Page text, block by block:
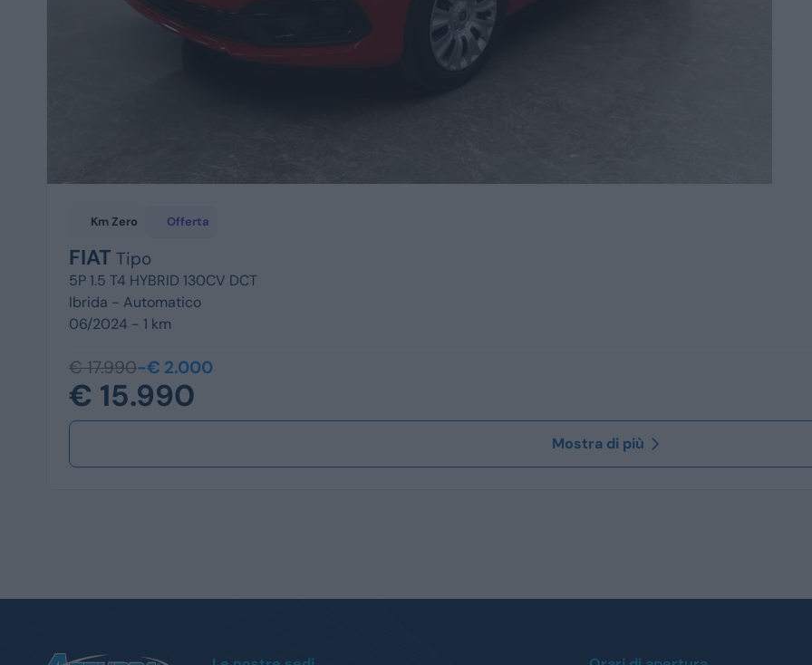
Km Zero Offerta
FIAT Tipo
5P 1.5 T4 HYBRID 130CV DCT
Ibrida - Automatico
06/2024 - 1 km
€ 17.990-€ 2.000
€ 15.990
Mostra di più